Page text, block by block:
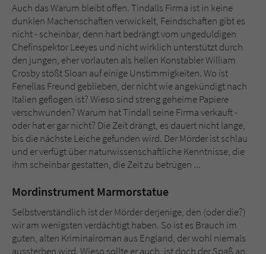
Auch das Warum bleibt offen. Tindalls Firma ist in keine
dunklen Machenschaften verwickelt, Feindschaften gibt es
nicht - scheinbar, denn hart bedrängt vom ungeduldigen
Chefinspektor Leeyes und nicht wirklich unterstützt durch
den jungen, eher vorlauten als hellen Konstabler William
Crosby stößt Sloan auf einige Unstimmigkeiten. Wo ist
Fenellas Freund geblieben, der nicht wie angekündigt nach
Italien geflogen ist? Wieso sind streng geheime Papiere
verschwunden? Warum hat Tindall seine Firma verkauft -
oder hat er gar nicht? Die Zeit drängt, es dauert nicht lange,
bis die nächste Leiche gefunden wird. Der Mörder ist schlau
und er verfügt über naturwissenschaftliche Kenntnisse, die
ihm scheinbar gestatten, die Zeit zu betrügen ...
Mordinstrument Marmorstatue
Selbstverständlich ist der Mörder derjenige, den (oder die?)
wir am wenigsten verdächtigt haben. So ist es Brauch im
guten, alten Kriminalroman aus England, der wohl niemals
aussterben wird. Wieso sollte er auch, ist doch der Spaß an